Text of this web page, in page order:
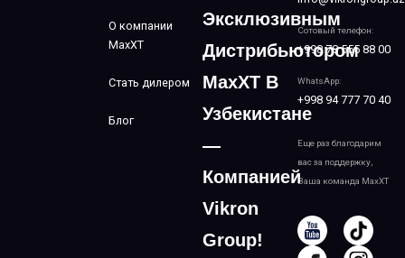
Сотовый телефон:
+998 78 555 88 00
WhatsApp:
+998 94 777 70 40
Еще раз благодарим
вас за поддержку,
Ваша команда MaxXT
О компании
MaxXT
Стать дилером
Блог
Эксклюзивным
Дистрибьютором
MaxXT В
Узбекистане
—
Компанией
Vikron
Group!